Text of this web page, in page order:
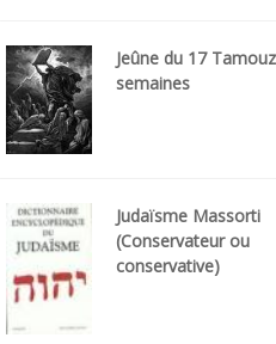
Jeûne du 17
semaines
Judaïsme Massorti
(Conservateur ou
conservative)